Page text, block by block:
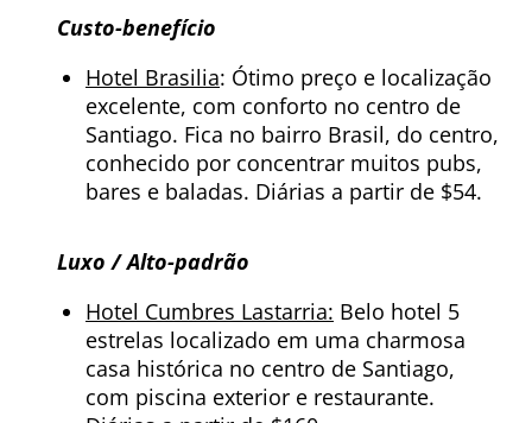
Custo-benefício
Hotel Brasilia: Ótimo preço e localização
excelente, com conforto no centro de
Santiago. Fica no bairro Brasil, do centro,
conhecido por concentrar muitos pubs,
bares e baladas. Diárias a partir de $54.
Luxo / Alto-padrão
Hotel Cumbres Lastarria: Belo hotel 5
estrelas localizado em uma charmosa
casa histórica no centro de Santiago,
com piscina exterior e restaurante.